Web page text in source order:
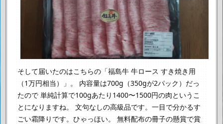
そして届いたのはこちらの「福島牛 牛ロース すき焼き用
（1万円相当）」。
内容量は700g（350gが2パック）だっ
たので 単純計算で100gあたり1400〜1500円の肉というこ
とになりますね。
文句なしの高級品です。一目で分かるす
ごい霜降りです。ひゃっほい。
無料配布の冊子の懸賞で賞